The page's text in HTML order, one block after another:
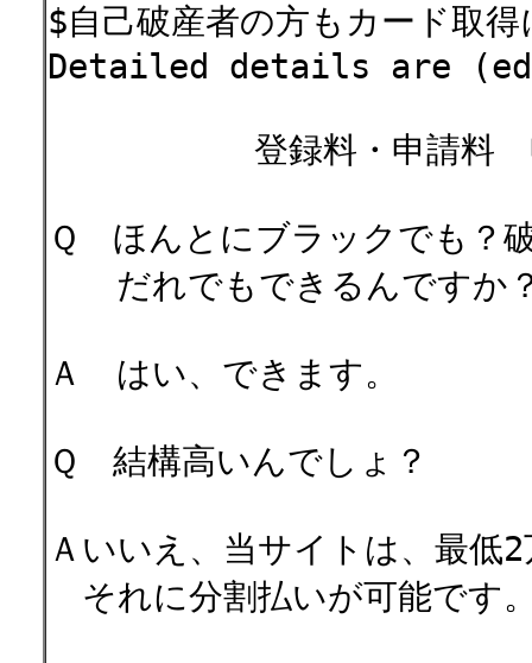
$自己破産者の方もカード取
Detailed details are
登録料・申請料 申込
Ｑ ほんとにブラックでも？
だれでもできるんですか
Ａ はい、できます。
Ｑ 結構高いんでしょ？
Ａいいえ、当サイトは、最低
それに分割払いが可能です